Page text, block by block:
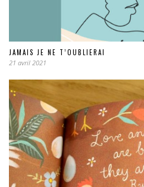
JAMAIS JE NE T’OUBLIERAI
21 avril 2021